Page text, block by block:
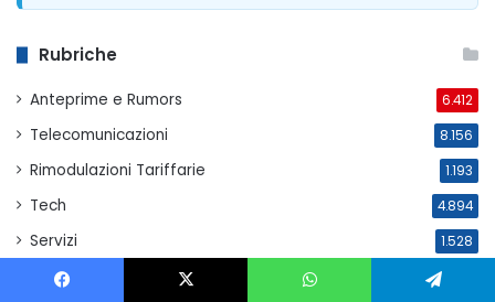
Rubriche
Anteprime e Rumors 6.412
Telecomunicazioni 8.156
Rimodulazioni Tariffarie 1.193
Tech 4.894
Servizi 1.528
Telefonia Fissa 4.208